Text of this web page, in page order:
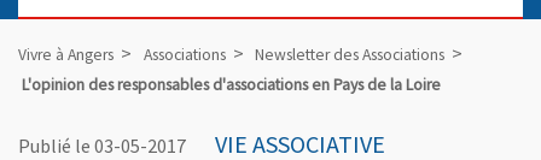
Vivre à Angers Associations
Newsletter des Associations
L'opinion des responsables d'associations en Pays de la Loire
Publié le 03-05-2017 VIE ASSOCIATIVE